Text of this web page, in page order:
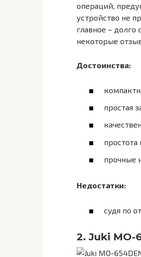
операций,
устройство не
главное –
некоторые
Достоинства:
простая
простота
прочные
Недостатки:
судя по
2. Juki MO-